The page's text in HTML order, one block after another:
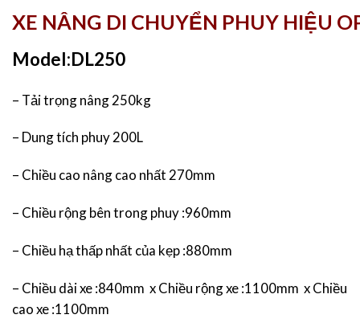
XE NÂNG DI CHUYỂN PHUY HIỆU
Model:DL250
– Tải trọng nâng 250kg
– Dung tích phuy 200L
– Chiều cao nâng cao nhất 270mm
– Chiều rộng bên trong phuy :960mm
– Chiều hạ thấp nhất của kẹp :880mm
– Chiều dài xe :840mm x Chiều rộng xe :1100mm x Chiều
cao xe :1100mm